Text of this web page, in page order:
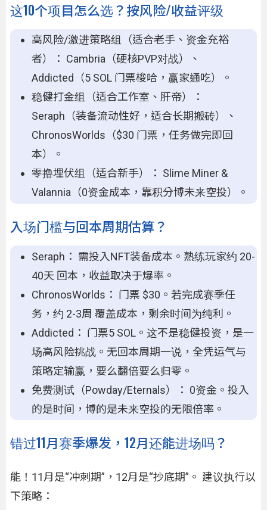
这10个项目怎么选？按风险/收益评级
高风险/激进策略组（适合老手、资金充裕
者）： Cambria（硬核PVP对战）、
Addicted（5 SOL 门票梭哈，赢家通吃）。
稳健打金组（适合工作室、肝帝）：
Seraph（装备流动性好，适合长期搬砖）、
ChronosWorlds（$30 门票，任务做完即回
本）。
零撸埋伏组（适合新手）： Slime Miner &
Valannia（0资金成本，靠积分博未来空投）。
入场门槛与回本周期估算？
Seraph： 需投入NFT装备成本。熟练玩家约 20-
40天 回本，收益取决于爆率。
ChronosWorlds： 门票 $30。若完成赛季任
务，约 2-3周 覆盖成本，剩余时间为纯利。
Addicted： 门票5 SOL。这不是稳健投资，是一
场高风险挑战。无回本周期一说，全凭运气与
策略定输赢，要么翻倍要么归零。
免费测试（Powday/Eternals）： 0资金。投入
的是时间，博的是未来空投的无限倍率。
错过11月赛季爆发，12月还能进场吗？
能！11月是“冲刺期”，12月是“抄底期”。 建议执行以
下策略：